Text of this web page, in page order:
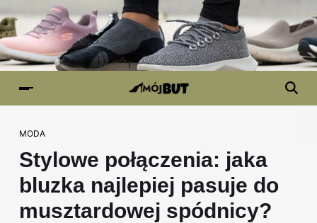
MODA
Stylowe połączenia: jaka
bluzka najlepiej pasuje do
musztardowej spódnicy?